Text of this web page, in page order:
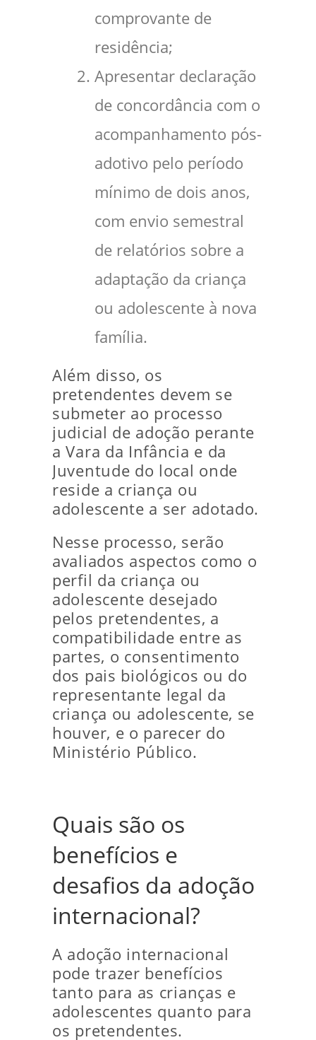
comprovante de
residência;
Apresentar declaração
de concordância com o
acompanhamento pós-
adotivo pelo período
mínimo de dois anos,
com envio semestral
de relatórios sobre a
adaptação da criança
ou adolescente à nova
família.
Além disso, os
pretendentes devem se
submeter ao processo
judicial de adoção perante
a Vara da Infância e da
Juventude do local onde
reside a criança ou
adolescente a ser adotado.
Nesse processo, serão
avaliados aspectos como o
perfil da criança ou
adolescente desejado
pelos pretendentes, a
compatibilidade entre as
partes, o consentimento
dos pais biológicos ou do
representante legal da
criança ou adolescente, se
houver, e o parecer do
Ministério Público.
Quais são os
benefícios e
desafios da adoção
internacional?
A adoção internacional
pode trazer benefícios
tanto para as crianças e
adolescentes quanto para
os pretendentes.